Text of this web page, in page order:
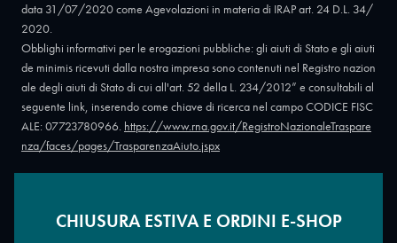
data 31/07/2020 come Agevolazioni in materia di IRAP art. 24 D.L. 34/
2020.
Obblighi informativi per le erogazioni pubbliche: gli aiuti di Stato e gli aiuti
de minimis ricevuti dalla nostra impresa sono contenuti nel Registro nazion
ale degli aiuti di Stato di cui all'art. 52 della L. 234/2012” e consultabili al
seguente link, inserendo come chiave di ricerca nel campo CODICE FISC
ALE: 07723780966. https://www.rna.gov.it/RegistroNazionaleTraspare
nza/faces/pages/TrasparenzaAiuto.jspx
Copyright © 2026 - Oreficeria Enrico Sali Conti e C. snc - Partita IVA
CHIUSURA ESTIVA E ORDINI E-SHOP